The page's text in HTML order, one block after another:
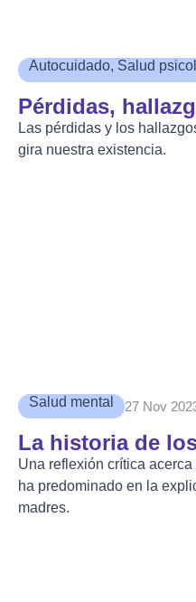
Autocuidado, Salud
Pérdidas,
Las pérdidas y los
gira nuestra existencia.
Salud mental 27 Nov
La historia de
Una reflexión crítica
ha predominado en la
madres.